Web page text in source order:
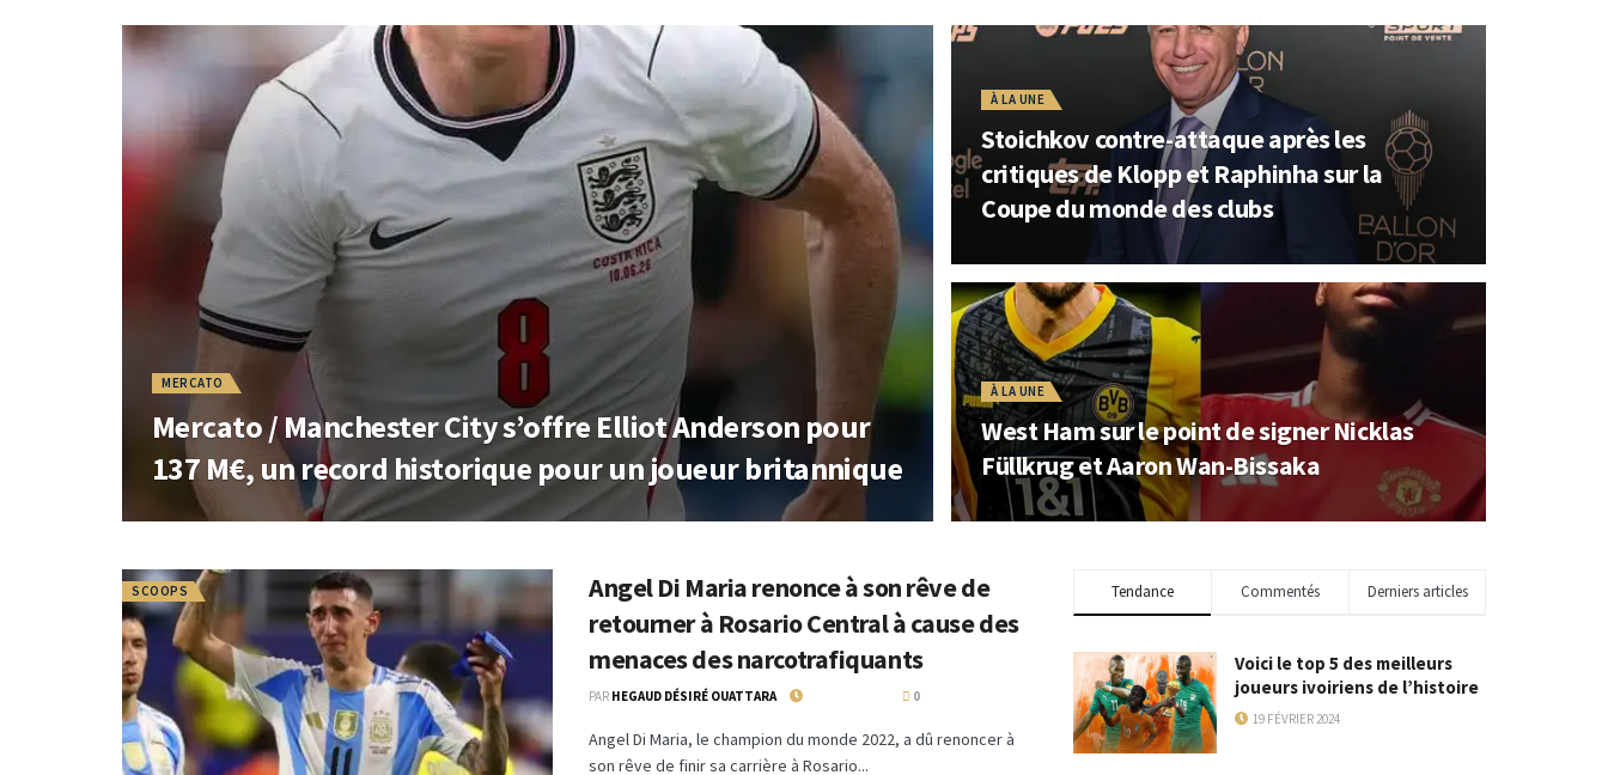
MERCATO
Mercato / Manchester City s’offre Elliot Anderson pour
137 M€, un record historique pour un joueur britannique
À LA UNE
Stoichkov contre-attaque après les
critiques de Klopp et Raphinha sur la
Coupe du monde des clubs
À LA UNE
West Ham sur le point de signer Nicklas
Füllkrug et Aaron Wan-Bissaka
SCOOPS
Angel Di Maria renonce à son rêve de
retourner à Rosario Central à cause des
menaces des narcotrafiquants
PAR HEGAUD DÉSIRÉ OUATTARA 0
Angel Di Maria, le champion du monde 2022, a dû renoncer à
son rêve de finir sa carrière à Rosario...
Tendance Commentés Derniers articles
Voici le top 5 des meilleurs
joueurs ivoiriens de l’histoire
19 FÉVRIER 2024